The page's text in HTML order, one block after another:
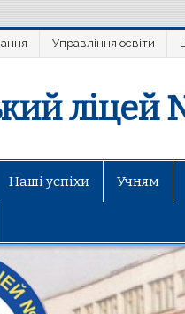
Управління освіти
ліцей
Наші успіхи Учням